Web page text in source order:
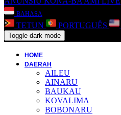
BAHASA
TETUN PORTUGUÊS
Toggle dark mode
HOME
DAERAH
AILEU
AINARU
BAUKAU
KOVALIMA
BOBONARU